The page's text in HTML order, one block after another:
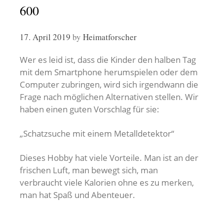
600
17. April 2019 by Heimatforscher
Wer es leid ist, dass die Kinder den halben Tag
mit dem Smartphone herumspielen oder dem
Computer zubringen, wird sich irgendwann die
Frage nach möglichen Alternativen stellen. Wir
haben einen guten Vorschlag für sie:
„Schatzsuche mit einem Metalldetektor“
Dieses Hobby hat viele Vorteile. Man ist an der
frischen Luft, man bewegt sich, man
verbraucht viele Kalorien ohne es zu merken,
man hat Spaß und Abenteuer.